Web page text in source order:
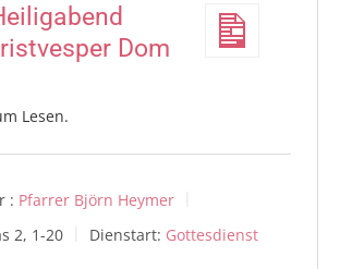
Dom
Lesen.
: Pfarrer Björn Heymer
2, 1-20 Dienstart: Gottesdienst